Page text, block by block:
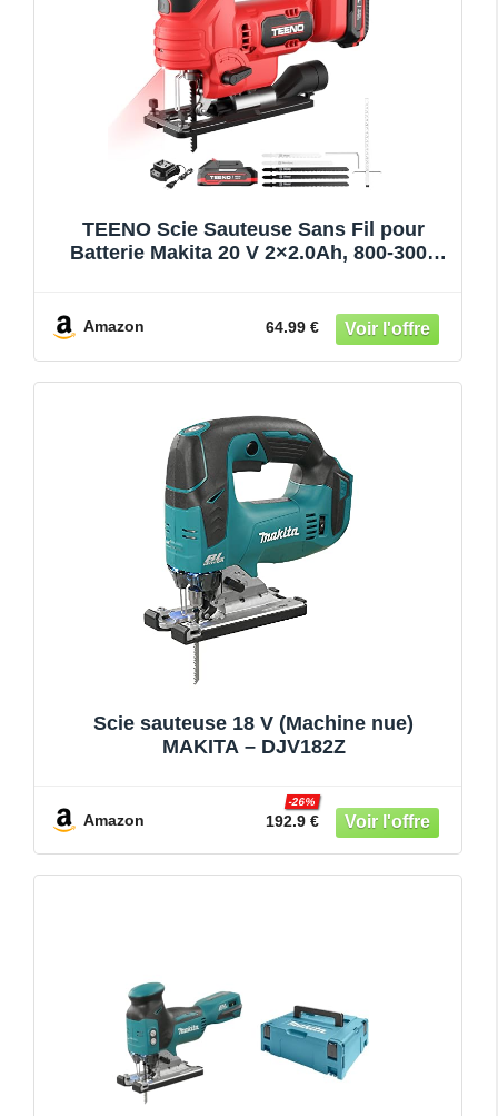
TEENO Scie Sauteuse Sans Fil pour
Batterie Makita 20 V 2×2.0Ah, 800-3000
du bois,plastique,Métal (Deux batteries）
Amazon 64.99 €
Scie sauteuse 18 V (Machine nue)
MAKITA – DJV182Z
Amazon 192.9 €
-26%